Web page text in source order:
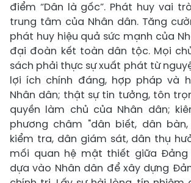
điểm “Dân là gốc”. Phát huy vai
trung tâm của Nhân dân. Tăng
phát huy hiệu quả sức mạnh của
đại đoàn kết toàn dân tộc. Mọi
sách phải thực sự xuất phát từ
lợi ích chính đáng, hợp pháp và
Nhân dân; thật sự tin tưởng, tôn
quyền làm chủ của Nhân dân;
phương châm "dân biết, dân
kiểm tra, dân giám sát, dân thụ
mối quan hệ mật thiết giữa Đảng
dựa vào Nhân dân để xây dựng